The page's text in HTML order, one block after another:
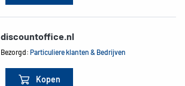
discountoffice.nl
Bezorgd:Particuliere klanten & Bedrijven
Kopen